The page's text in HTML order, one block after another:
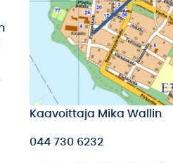
Kaavoittaja Mika Wallin
044 730 6232